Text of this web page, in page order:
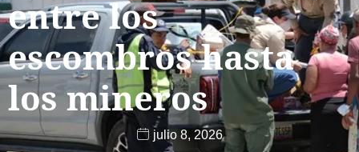
entre los
escombros hasta
los mineros
julio 8, 2026